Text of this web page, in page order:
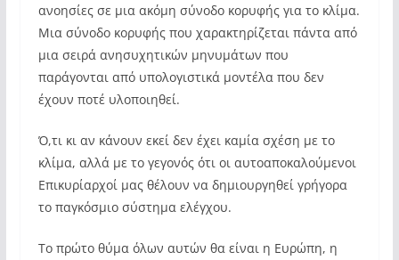
ανοησίες σε μια ακόμη σύνοδο κορυφής για το κλίμα.
Μια σύνοδο κορυφής που χαρακτηρίζεται πάντα από
μια σειρά ανησυχητικών μηνυμάτων που
παράγονται από υπολογιστικά μοντέλα που δεν
έχουν ποτέ υλοποιηθεί.
Ό,τι κι αν κάνουν εκεί δεν έχει καμία σχέση με το
κλίμα, αλλά με το γεγονός ότι οι αυτοαποκαλούμενοι
Επικυρίαρχοί μας θέλουν να δημιουργηθεί γρήγορα
το παγκόσμιο σύστημα ελέγχου.
Το πρώτο θύμα όλων αυτών θα είναι η Ευρώπη, η